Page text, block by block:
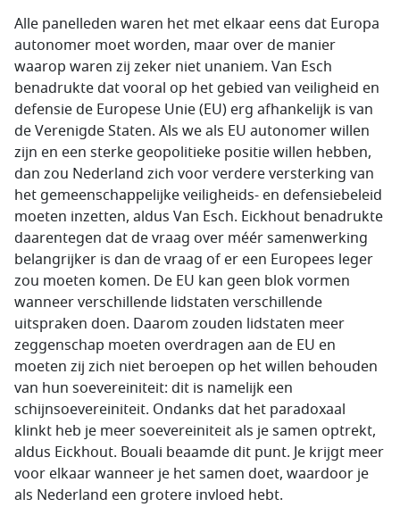
Alle panelleden waren het met elkaar eens dat Europa
autonomer moet worden, maar over de manier
waarop waren zij zeker niet unaniem. Van Esch
benadrukte dat vooral op het gebied van veiligheid en
defensie de Europese Unie (EU) erg afhankelijk is van
de Verenigde Staten. Als we als EU autonomer willen
zijn en een sterke geopolitieke positie willen hebben,
dan zou Nederland zich voor verdere versterking van
het gemeenschappelijke veiligheids- en defensiebeleid
moeten inzetten, aldus Van Esch. Eickhout benadrukte
daarentegen dat de vraag over méér samenwerking
belangrijker is dan de vraag of er een Europees leger
zou moeten komen. De EU kan geen blok vormen
wanneer verschillende lidstaten verschillende
uitspraken doen. Daarom zouden lidstaten meer
zeggenschap moeten overdragen aan de EU en
moeten zij zich niet beroepen op het willen behouden
van hun soevereiniteit: dit is namelijk een
schijnsoevereiniteit. Ondanks dat het paradoxaal
klinkt heb je meer soevereiniteit als je samen optrekt,
aldus Eickhout. Bouali beaamde dit punt. Je krijgt meer
voor elkaar wanneer je het samen doet, waardoor je
als Nederland een grotere invloed hebt.